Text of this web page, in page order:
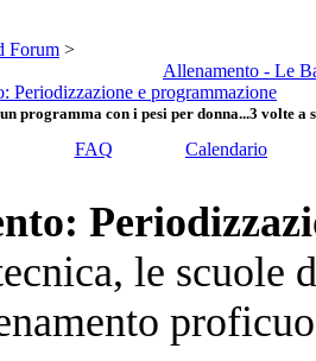
Forum >
Allenamento - Le
Periodizzazione e programmazione
un programma con i pesi per donna...3 volte a
FAQ Calendario
le scuole